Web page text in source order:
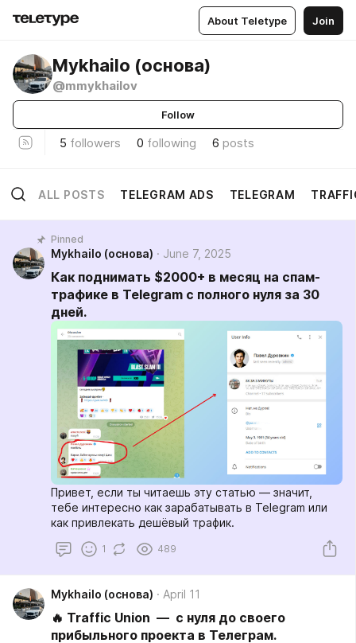
About Teletype Join
Мykhailo (основа)
@mmykhailov
Follow
5 followers 0 following 6 posts
ALL POSTS TELEGRAM ADS TELEGRAM
Pinned
Мykhailo (основа) June 7, 2025
Как поднимать $2000+ в месяц на спам-
трафике в Telegram с полного нуля за 30
дней.
Привет, если ты читаешь эту статью — значит,
тебе интересно как зарабатывать в Telegram или
как привлекать дешёвый трафик.
1 489
Мykhailo (основа) April 11
🔥 Traffic Union — с нуля до своего
прибыльного проекта в Телеграм.